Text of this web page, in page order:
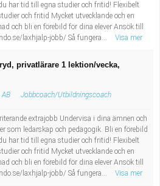
har tid till egna studier och fritid! Flexibelt
och fritid Mycket utvecklande och en
och bli en förebild för dina elever Ansök till
laxhjalp-jobb/ Så fungera...
Visa mer
privatlärare 1 lektion/vecka,
Jobbcoach/Utbildningscoach
extrajobb Undervisa i dina ämnen och
som ledarskap och pedagogik. Bli en förebild
har tid till egna studier och fritid! Flexibelt
och fritid Mycket utvecklande och en
och bli en förebild för dina elever Ansök till
laxhjalp-jobb/ Så fungera...
Visa mer